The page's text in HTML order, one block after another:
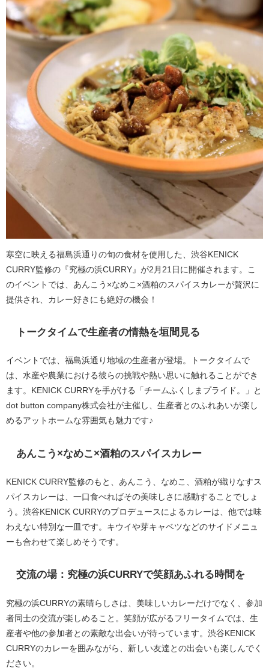
寒空に映える福島浜通りの旬の食材を使用した、渋谷KENICK
CURRY監修の『究極の浜CURRY』が2月21日に開催されます。こ
のイベントでは、あんこう×なめこ×酒粕のスパイスカレーが贅沢に
提供され、カレー好きにも絶好の機会！
トークタイムで生産者の情熱を垣間見る
イベントでは、福島浜通り地域の生産者が登場。トークタイムで
は、水産や農業における彼らの挑戦や熱い思いに触れることができ
ます。KENICK CURRYを手がける「チームふくしまプライド。」と
dot button company株式会社が主催し、生産者とのふれあいが楽し
めるアットホームな雰囲気も魅力です♪
あんこう×なめこ×酒粕のスパイスカレー
KENICK CURRY監修のもと、あんこう、なめこ、酒粕が織りなすス
パイスカレーは、一口食べればその美味しさに感動することでしょ
う。渋谷KENICK CURRYのプロデュースによるカレーは、他では味
わえない特別な一皿です。キウイや芽キャベツなどのサイドメニュ
ーも合わせて楽しめそうです。
交流の場：究極の浜CURRYで笑顔あふれる時間を
究極の浜CURRYの素晴らしさは、美味しいカレーだけでなく、参加
者同士の交流が楽しめること。笑顔が広がるフリータイムでは、生
産者や他の参加者との素敵な出会いが待っています。渋谷KENICK
CURRYのカレーを囲みながら、新しい友達との出会いも楽しんでく
ださい。